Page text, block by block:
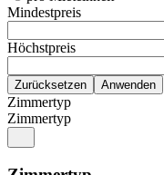
Mindestpreis
Höchstpreis
Zimmertyp
Zimmertyp